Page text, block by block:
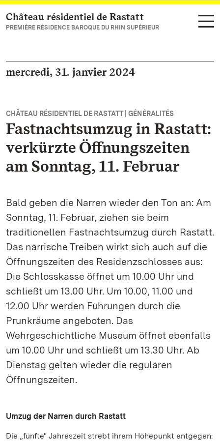
Vers la page d’accueil
Château résidentiel de Rastatt
PREMIÈRE RÉSIDENCE BAROQUE DU RHIN SUPÉRIEUR
mercredi, 31. janvier 2024
CHÂTEAU RÉSIDENTIEL DE RASTATT | GÉNÉRALITÉS
Fastnachtsumzug in Rastatt:
verkürzte Öffnungszeiten
am Sonntag, 11. Februar
Bald geben die Narren wieder den Ton an: Am
Sonntag, 11. Februar, ziehen sie beim
traditionellen Fastnachtsumzug durch Rastatt.
Das närrische Treiben wirkt sich auch auf die
Öffnungszeiten des Residenzschlosses aus:
Die Schlosskasse öffnet um 10.00 Uhr und
schließt um 13.00 Uhr. Um 10.00, 11.00 und
12.00 Uhr werden Führungen durch die
Prunkräume angeboten. Das
Wehrgeschichtliche Museum öffnet ebenfalls
um 10.00 Uhr und schließt um 13.30 Uhr. Ab
Dienstag gelten wieder die regulären
Öffnungszeiten.
Umzug der Narren durch Rastatt
Die „fünfte“ Jahreszeit strebt ihrem Höhepunkt entgegen: